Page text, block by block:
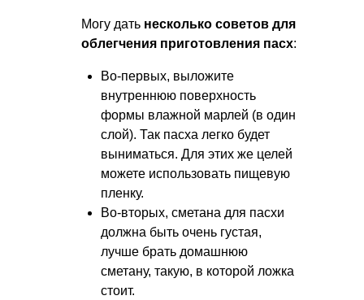
Могу дать несколько советов для
облегчения приготовления пасх:
Во-первых, выложите
внутреннюю поверхность
формы влажной марлей (в один
слой). Так пасха легко будет
выниматься. Для этих же целей
можете использовать пищевую
пленку.
Во-вторых, сметана для пасхи
должна быть очень густая,
лучше брать домашнюю
сметану, такую, в которой ложка
стоит.